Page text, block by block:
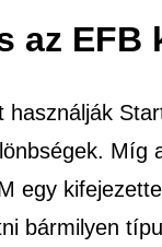
az EFB
Míg
egy
bármilyen